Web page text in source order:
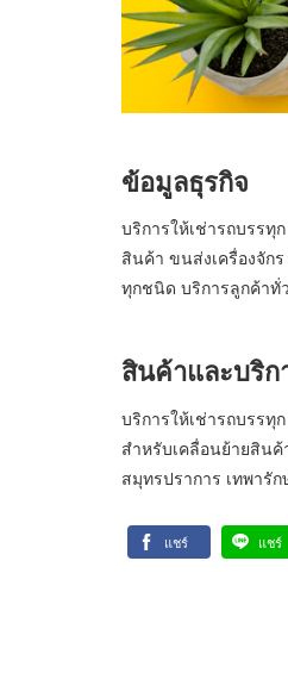
ข้อมูลธุรกิจ
บริการให้เช่ารถบรรทุ
สินค้า ขนส่งเครื่องจัก
ทุกชนิด บริการลูกค้าทั่
สินค้าและบริก
บริการให้เช่ารถบรรทุ
สำหรับเคลื่อนย้ายสินค้
สมุทรปราการ เทพารั
แชร์ แชร์